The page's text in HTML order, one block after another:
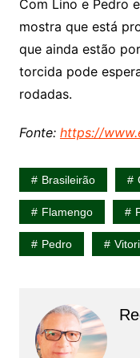
Com Lino e Pedro
mostra que está
que ainda estão
torcida pode
rodadas.
Fonte: https://
Brasileirão
Flamengo
Pedro